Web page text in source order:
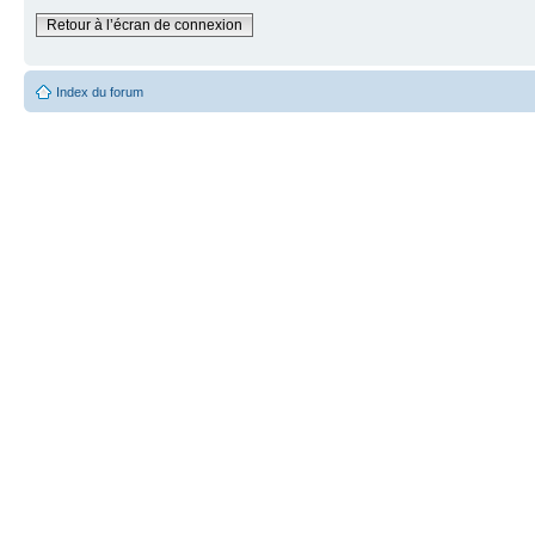
Retour à l’écran de connexion
Index du forum